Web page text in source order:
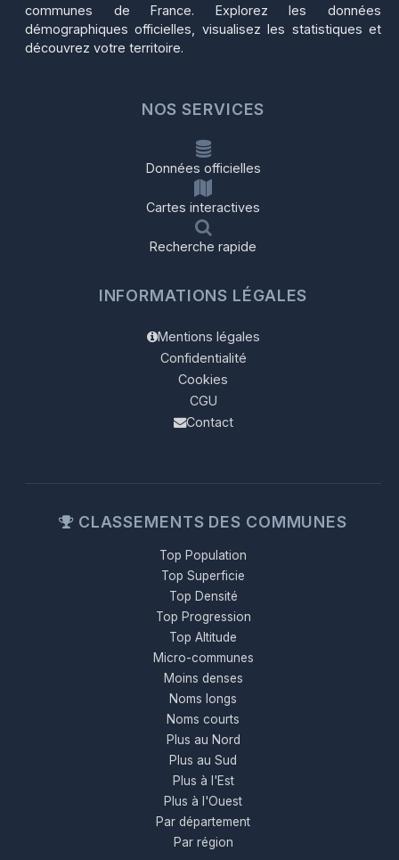
communes de France. Explorez les données
démographiques officielles, visualisez les statistiques et
découvrez votre territoire.
NOS SERVICES
Données officielles
Cartes interactives
Recherche rapide
INFORMATIONS LÉGALES
Mentions légales
Confidentialité
Cookies
CGU
Contact
CLASSEMENTS DES COMMUNES
Top Population
Top Superficie
Top Densité
Top Progression
Top Altitude
Micro-communes
Moins denses
Noms longs
Noms courts
Plus au Nord
Plus au Sud
Plus à l'Est
Plus à l'Ouest
Par département
Par région